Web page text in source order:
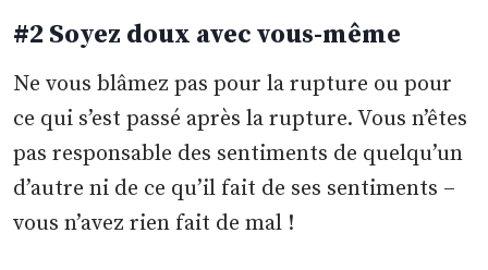
#2 Soyez doux avec vous-même
Ne vous blâmez pas pour la rupture ou pour
ce qui s’est passé après la rupture. Vous n’êtes
pas responsable des sentiments de quelqu’un
d’autre ni de ce qu’il fait de ses sentiments –
vous n’avez rien fait de mal !